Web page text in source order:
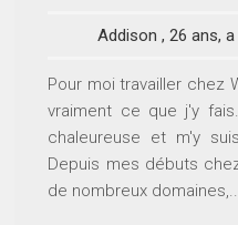
Addison , 26 ans,
Pour moi travailler chez
vraiment ce que j'y
chaleureuse et m'y
Depuis mes débuts
de nombreux